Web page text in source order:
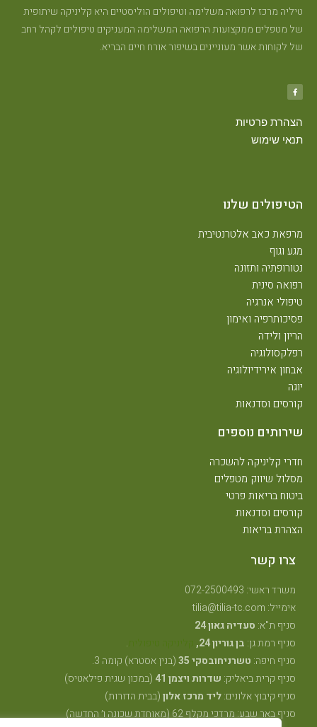
טיליה מרכז לרפואה משלימה וטיפולים הוליסטיים היא קליניקה שיתופית
של מטפלים ממקצועות הרפואה המשלימה המעניקים טיפולים לקהל רחב
של לקוחות אשר מעוניינים בשיפור אורח חיים הבריא.
הצהרת פרטיות
תנאי שימוש
הטיפולים שלנו
מרפאת כאב אלטרנטיבית
מגע וגוף
נטורופתיה ותזונה
רפואה סינית
טיפולי אנרגיה
פסיכותרפיה ואימון
הריון ולידה
רפלקסולוגיה
אבחון אירידיולוגיה
קורסים וסדנאות
שירותים נוספים
חדרי קליניקה להשכרה
מסלול שיווק מטפלים
ביטוח בריאות פרטי
קורסים וסדנאות
הצהרת בריאות
צרו קשר
משרד ראשי: 072-2500493
אימייל: tilia@tilia-tc.com
סניף ת"א:סעדיה גאון 24
סניף רמת גן:בן גוריון 24, קליניקה טיפולית
סניף חיפה:טשרניחובסקי 35
(בנין אסטרא) קומה 3.
סניף קרית ביאליק:שדרות ויצמן 41
(במכון שגית פילאטיס)
סניף קיבוץ אלונים:ליד מרכז אלון(בבית הדורות)
סניף באר שבע: מרדכי מקלף 62 (מאוחדת שכונה ו׳ החדשה)